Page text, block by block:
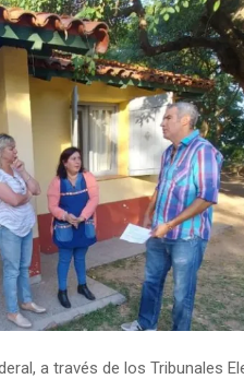
a través de los Tribunales